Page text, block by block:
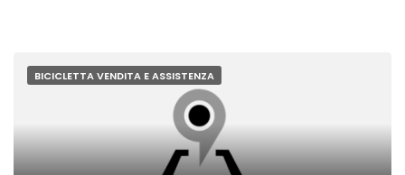
BICICLETTA VENDITA E ASSISTENZA